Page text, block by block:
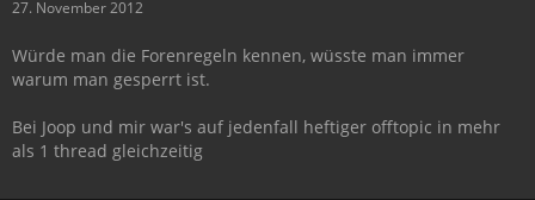
27. November 2012
Würde man die Forenregeln kennen, wüsste man immer
warum man gesperrt ist.
Bei Joop und mir war's auf jedenfall heftiger offtopic in mehr
als 1 thread gleichzeitig